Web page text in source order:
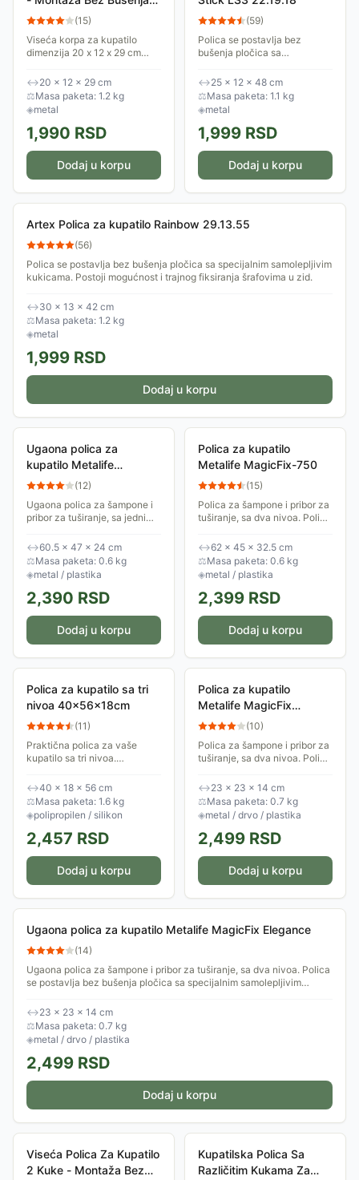
Metaltex Italija
(15)
Viseća korpa za kupatilo
dimenzija 20 x 12 x 29 cm
Proizvedena je u Italiji. Ovo je
komad minimalističkog stila i
industrial...
↔20 × 12 × 29 cm
⚖Masa paketa: 1.2 kg
◈metal
1,990 RSD
Dodaj u korpu
(59)
Polica se postavlja bez
bušenja pločica sa
kukicama. Postoji mogućnost
i trajnog fiksiranja šrafovima u
zid.
↔25 × 12 × 48 cm
⚖Masa paketa: 1.1 kg
◈metal
1,999 RSD
Dodaj u korpu
Artex Polica za kupatilo Rainbow 29.13.55
(56)
Polica se postavlja bez bušenja pločica sa specijalnim samolepljivim
kukicama. Postoji mogućnost i trajnog fiksiranja šrafovima u zid.
↔30 × 13 × 42 cm
⚖Masa paketa: 1.2 kg
◈metal
1,999 RSD
Dodaj u korpu
Ugaona polica za
kupatilo Metalife
MagicFix-746
(12)
Ugaona polica za šampone i
pribor za tuširanje, sa jednim
bez bušenja pločica sa
specijalnim samolepljivim
kukicama.
↔60.5 × 47 × 24 cm
⚖Masa paketa: 0.6 kg
◈metal / plastika
2,390 RSD
Dodaj u korpu
Polica za kupatilo
Metalife MagicFix-750
(15)
Polica za šampone i pribor za
tuširanje, sa dva nivoa. Polica
pločica sa specijalnim
samolepljivim kukicama.
↔62 × 45 × 32.5 cm
⚖Masa paketa: 0.6 kg
◈metal / plastika
2,399 RSD
Dodaj u korpu
Polica za kupatilo sa tri
nivoa 40x56x18cm
(11)
Praktična polica za vaše
kupatilo sa tri nivoa.
40 x 56 x 18cm. Lagana je pa
se može lako premeštati po
potrebi....
↔40 × 18 × 56 cm
⚖Masa paketa: 1.6 kg
◈polipropilen / silikon
2,457 RSD
Dodaj u korpu
Polica za kupatilo
Metalife MagicFix
Elegance R
(10)
Polica za šampone i pribor za
tuširanje, sa dva nivoa. Polica
pločica sa specijalnim
samolepljivim kukicama.
↔23 × 23 × 14 cm
⚖Masa paketa: 0.7 kg
◈metal / drvo / plastika
2,499 RSD
Dodaj u korpu
Ugaona polica za kupatilo Metalife MagicFix Elegance
(14)
Ugaona polica za šampone i pribor za tuširanje, sa dva nivoa. Polica
se postavlja bez bušenja pločica sa specijalnim samolepljivim
↔23 × 23 × 14 cm
⚖Masa paketa: 0.7 kg
◈metal / drvo / plastika
2,499 RSD
Dodaj u korpu
Viseća Polica Za Kupatilo
2 Kuke - Montaža Bez
Kupatilska Polica Sa
Različitim Kukama Za